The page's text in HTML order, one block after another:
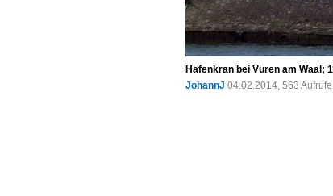
Hafenkran bei Vuren am Waal;
JohannJ 04.02.2014, 563